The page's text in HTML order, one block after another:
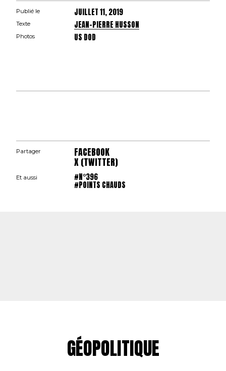
Publié le JUILLET 11, 2019
Texte JEAN-PIERRE HUSSON
Photos US DOD
Partager FACEBOOK
X (TWITTER)
Et aussi #N°396
#POINTS CHAUDS
GÉOPOLITIQUE